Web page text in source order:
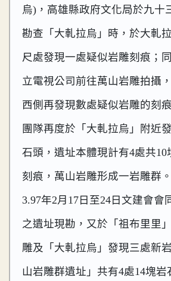
烏)，高雄縣政府文化局於九十
勘查「大軋拉烏」時，於大軋
尺處發現一處疑似岩雕刻痕；
立電視公司前往萬山岩雕拍攝
西側再發現數處疑似岩雕的刻
團隊再度於「大軋拉烏」附近
石頭，遺址本體現計有4處共10
刻痕，萬山岩雕形成一岩雕群。
3.97年2月17日至24日文建會會
之遺址現勘，又於「祖布里里
雕及「大軋拉烏」發現三處新
山岩雕群遺址」共有4處14塊岩